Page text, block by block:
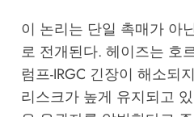
이 논리는 단일 촉매가 아
로 전개된다. 헤이즈는 호
럼프-IRGC 긴장이 해소되
리스크가 높게 유지되고